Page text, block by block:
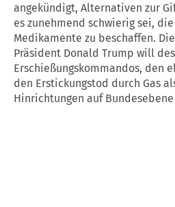
angekündigt, Alternativen zur
es zunehmend schwierig sei,
Medikamente zu beschaffen.
Präsident Donald Trump will
Erschießungskommandos, den
den Erstickungstod durch Gas
Hinrichtungen auf Bundesebene